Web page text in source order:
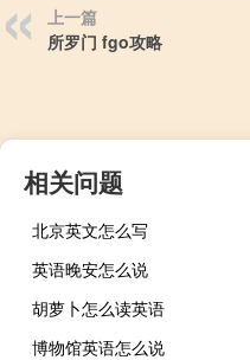
上一篇
所罗门 fgo攻略
相关问题
北京英文怎么写
英语晚安怎么说
胡萝卜怎么读英语
博物馆英语怎么说